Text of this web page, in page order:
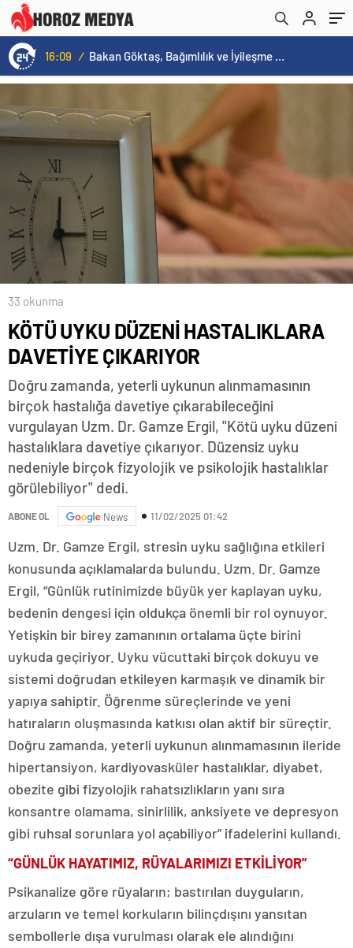
16:09 / Bakan Göktaş, Bağımlılık ve İyileşme Konulu Kadın Forumu’nda konuştu:
33 okunma
KÖTÜ UYKU DÜZENİ HASTALIKLARA
DAVETİYE ÇIKARIYOR
Doğru zamanda, yeterli uykunun alınmamasının
birçok hastalığa davetiye çıkarabileceğini
vurgulayan Uzm. Dr. Gamze Ergil, "Kötü uyku düzeni
hastalıklara davetiye çıkarıyor. Düzensiz uyku
nedeniyle birçok fizyolojik ve psikolojik hastalıklar
görülebiliyor" dedi.
ABONE OL News 11/02/2025 01:42
Uzm. Dr. Gamze Ergil, stresin uyku sağlığına etkileri
konusunda açıklamalarda bulundu. Uzm. Dr. Gamze
Ergil, “Günlük rutinimizde büyük yer kaplayan uyku,
bedenin dengesi için oldukça önemli bir rol oynuyor.
Yetişkin bir birey zamanının ortalama üçte birini
uykuda geçiriyor. Uyku vücuttaki birçok dokuyu ve
sistemi doğrudan etkileyen karmaşık ve dinamik bir
yapıya sahiptir. Öğrenme süreçlerinde ve yeni
hatıraların oluşmasında katkısı olan aktif bir süreçtir.
Doğru zamanda, yeterli uykunun alınmamasının ileride
hipertansiyon, kardiyovasküler hastalıklar, diyabet,
obezite gibi fizyolojik rahatsızlıkların yanı sıra
konsantre olamama, sinirlilik, anksiyete ve depresyon
gibi ruhsal sorunlara yol açabiliyor” ifadelerini kullandı.
“GÜNLÜK HAYATIMIZ, RÜYALARIMIZI ETKİLİYOR”
Psikanalize göre rüyaların; bastırılan duyguların,
arzuların ve temel korkuların bilinçdışını yansıtan
sembollerle dışa vurulması olarak ele alındığını